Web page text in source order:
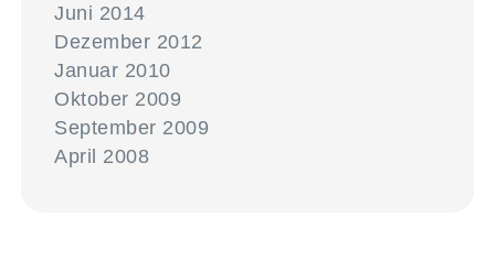
Juni 2014
Dezember 2012
Januar 2010
Oktober 2009
September 2009
April 2008